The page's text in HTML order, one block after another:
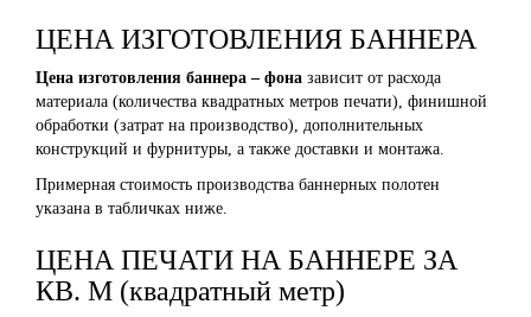
ЦЕНА ИЗГОТОВЛЕНИЯ БАННЕРА
Цена изготовления баннера – фона зависит от расхода
материала (количества квадратных метров печати), финишной
обработки (затрат на производство), дополнительных
конструкций и фурнитуры, а также доставки и монтажа.
Примерная стоимость производства баннерных полотен
указана в табличках ниже.
ЦЕНА ПЕЧАТИ НА БАННЕРЕ ЗА
КВ. М (квадратный метр)